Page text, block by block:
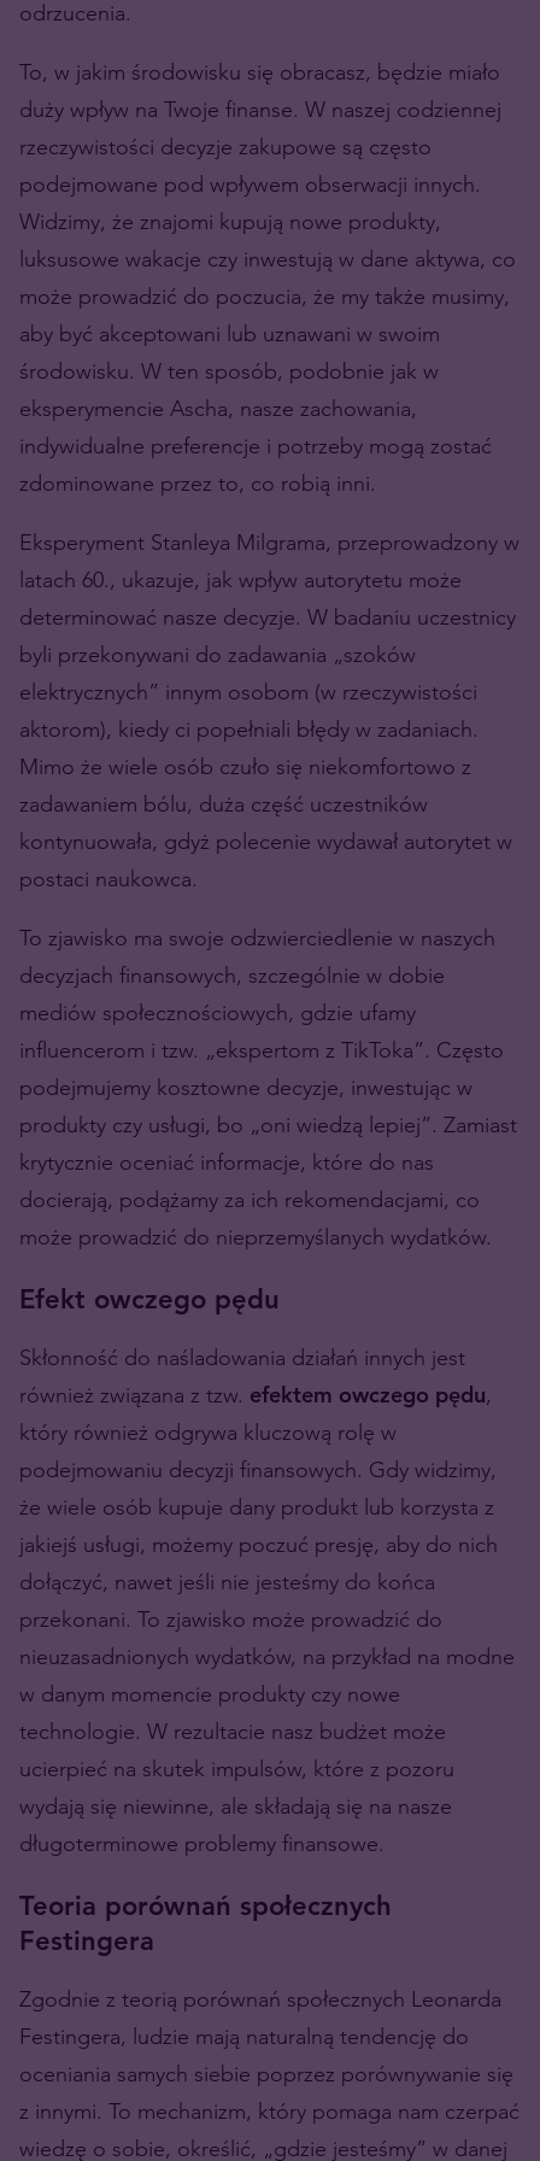
odrzucenia.
To, w jakim środowisku się obracasz, będzie miało
duży wpływ na Twoje finanse. W naszej codziennej
rzeczywistości decyzje zakupowe są często
podejmowane pod wpływem obserwacji innych.
Widzimy, że znajomi kupują nowe produkty,
luksusowe wakacje czy inwestują w dane aktywa, co
może prowadzić do poczucia, że my także musimy,
aby być akceptowani lub uznawani w swoim
środowisku. W ten sposób, podobnie jak w
eksperymencie Ascha, nasze zachowania,
indywidualne preferencje i potrzeby mogą zostać
zdominowane przez to, co robią inni.
Eksperyment Stanleya Milgrama, przeprowadzony w
latach 60., ukazuje, jak wpływ autorytetu może
determinować nasze decyzje. W badaniu uczestnicy
byli przekonywani do zadawania „szoków
elektrycznych” innym osobom (w rzeczywistości
aktorom), kiedy ci popełniali błędy w zadaniach.
Mimo że wiele osób czuło się niekomfortowo z
zadawaniem bólu, duża część uczestników
kontynuowała, gdyż polecenie wydawał autorytet w
postaci naukowca.
To zjawisko ma swoje odzwierciedlenie w naszych
decyzjach finansowych, szczególnie w dobie
mediów społecznościowych, gdzie ufamy
influencerom i tzw. „ekspertom z TikToka”. Często
podejmujemy kosztowne decyzje, inwestując w
produkty czy usługi, bo „oni wiedzą lepiej”. Zamiast
krytycznie oceniać informacje, które do nas
docierają, podążamy za ich rekomendacjami, co
może prowadzić do nieprzemyślanych wydatków.
Efekt owczego pędu
Skłonność do naśladowania działań innych jest
również związana z tzw. efektem owczego pędu,
który również odgrywa kluczową rolę w
podejmowaniu decyzji finansowych. Gdy widzimy,
że wiele osób kupuje dany produkt lub korzysta z
jakiejś usługi, możemy poczuć presję, aby do nich
dołączyć, nawet jeśli nie jesteśmy do końca
przekonani. To zjawisko może prowadzić do
nieuzasadnionych wydatków, na przykład na modne
w danym momencie produkty czy nowe
technologie. W rezultacie nasz budżet może
ucierpieć na skutek impulsów, które z pozoru
wydają się niewinne, ale składają się na nasze
długoterminowe problemy finansowe.
Teoria porównań społecznych
Festingera
Zgodnie z teorią porównań społecznych Leonarda
Festingera, ludzie mają naturalną tendencję do
oceniania samych siebie poprzez porównywanie się
z innymi. To mechanizm, który pomaga nam czerpać
wiedzę o sobie, określić, „gdzie jesteśmy” w danej